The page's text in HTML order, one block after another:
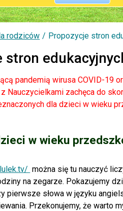
rodziców Propozycje stron
stron
pandemią wirusa COVID-19
Nauczycielkami zachęca do
dla dzieci w wieku
w wieku
można się tu nauczyć
na zegarze. Pokazujemy
pierwsze słowa w języku
Przekonujemy, że warto